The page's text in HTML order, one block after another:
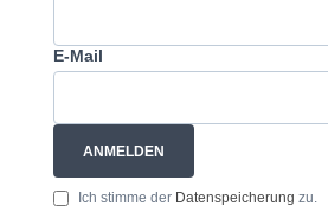
E-Mail
ANMELDEN
Ich stimme der Datenspeicherung zu.